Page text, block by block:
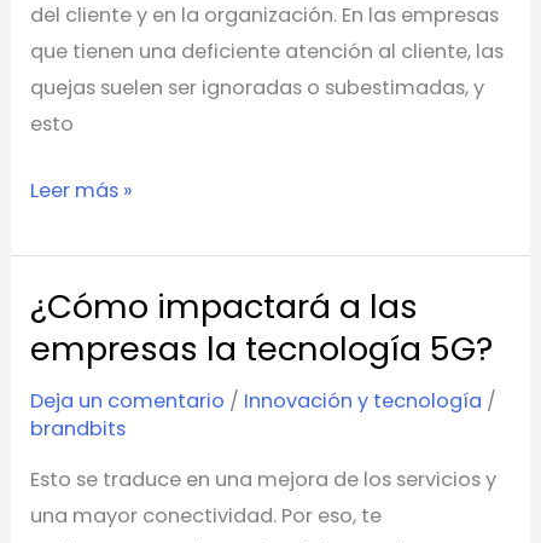
del cliente y en la organización. En las empresas
que tienen una deficiente atención al cliente, las
quejas suelen ser ignoradas o subestimadas, y
esto
Leer más »
¿Cómo impactará a las
empresas la tecnología 5G?
Deja un comentario / Innovación y tecnología /
brandbits
Esto se traduce en una mejora de los servicios y
una mayor conectividad. Por eso, te
¿Cómo
impactará
las
la
tecnología